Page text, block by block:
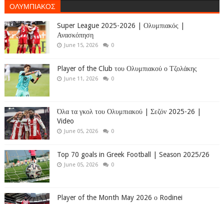
ΟΛΥΜΠΙΑΚΟΣ
Super League 2025-2026 | Ολυμπιακός |
Ανασκόπηση
June 15, 2026 0
Player of the Club του Ολυμπιακού ο Τζολάκης
June 11, 2026 0
Όλα τα γκολ του Ολυμπιακού | Σεζόν 2025-26 |
Video
June 05, 2026 0
Top 70 goals in Greek Football | Season 2025/26
June 05, 2026 0
Player of the Month May 2026 ο Rodinei